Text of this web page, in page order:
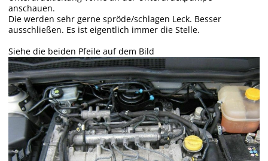
anschauen.
Die werden sehr gerne spröde/schlagen Leck. Besser
ausschließen. Es ist eigentlich immer die Stelle.
Siehe die beiden Pfeile auf dem Bild